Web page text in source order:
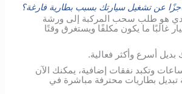
عن تشغيل سيارتك بسبب بطارية فارغة؟
هو طلب سحب المركبة إلى ورشة
غالبًا ما يكون مكلفًا ويستغرق وقتًا
أسرع وأكثر فعالية.
وتكبد نفقات إضافية، يمكنك الآن
بطاريات محترفة مباشرة في